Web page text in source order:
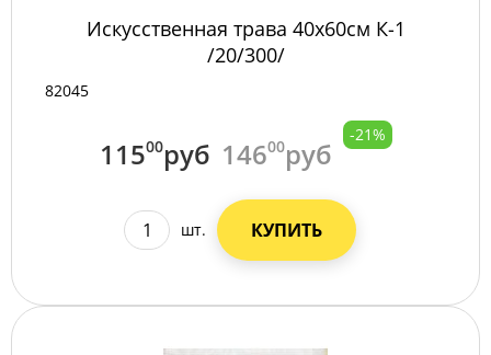
Искусственная трава 40х60см К-1
/20/300/
82045
11500руб 14600руб
-21%
шт. КУПИТЬ